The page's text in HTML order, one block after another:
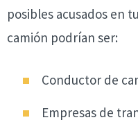
posibles acusados en
camión podrían ser:
Conductor de
Empresas de